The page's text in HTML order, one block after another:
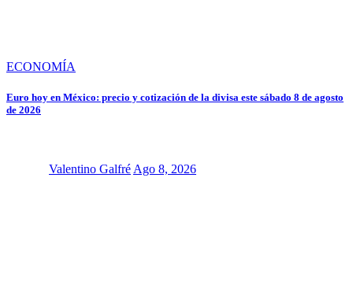
ECONOMÍA
Euro hoy en México: precio y cotización de la divisa este sábado 8 de agosto
de 2026
Valentino GalfréAgo 8, 2026